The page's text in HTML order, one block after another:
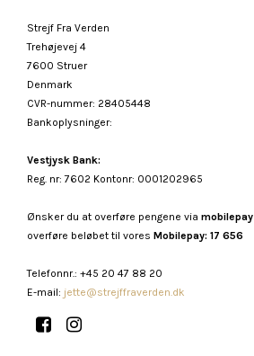
Strejf Fra Verden
Trehøjevej 4
7600 Struer
Denmark
CVR-nummer: 28405448
Bankoplysninger:
Vestjysk Bank:
Reg. nr: 7602 Kontonr: 0001202965
Ønsker du at overføre pengene via mobilepay
overføre beløbet til vores Mobilepay: 17 656
Telefonnr.: +45 20 47 88 20
E-mail: jette@strejffraverden.dk